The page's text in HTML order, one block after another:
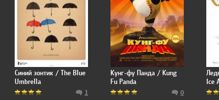
Синий зонтик / The Blue
Umbrella
1
Кунг-фу Панда / Kung
Fu Panda
0
Ice